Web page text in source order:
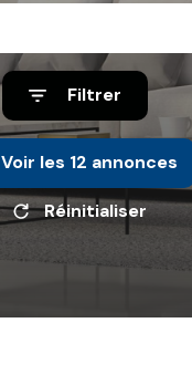
Filtrer
Voir les 12 annonces
Réinitialiser